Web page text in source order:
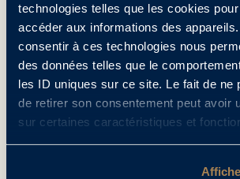
technologies telles que les cookies
accéder aux informations des
consentir à ces technologies nous
des données telles que le
les ID uniques sur ce site. Le fait de ne
de retirer son consentement peut avoir
sur certaines caractéristiques et